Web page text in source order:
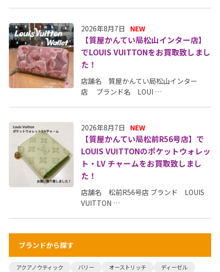
2026年8月7日 NEW
【質屋かんてい局松山インター店】
でLOUIS VUITTONをお買取致しまし
た！
店舗名 質屋かんてい局松山インター
店 ブランド名 LOUI …
2026年8月7日 NEW
【質屋かんてい局松前R56号店】で
LOUIS VUITTONのポケットウォレッ
ト・LV チャームをお買取致しまし
た！
店舗名 松前R56号店 ブランド LOUIS
VUITTON …
ブランドから探す
アクアノウティック バリー オーストリッチ
ディーゼル